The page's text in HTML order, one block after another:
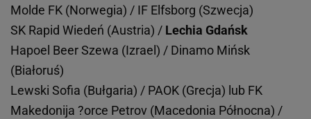
Molde FK (Norwegia) / IF Elfsborg (Szwecja)
SK Rapid Wiedeń (Austria) / Lechia Gdańsk
Hapoel Beer Szewa (Izrael) / Dinamo Mińsk
(Białoruś)
Lewski Sofia (Bułgaria) / PAOK (Grecja) lub FK
Makedonija ?orce Petrov (Macedonia Północna) /